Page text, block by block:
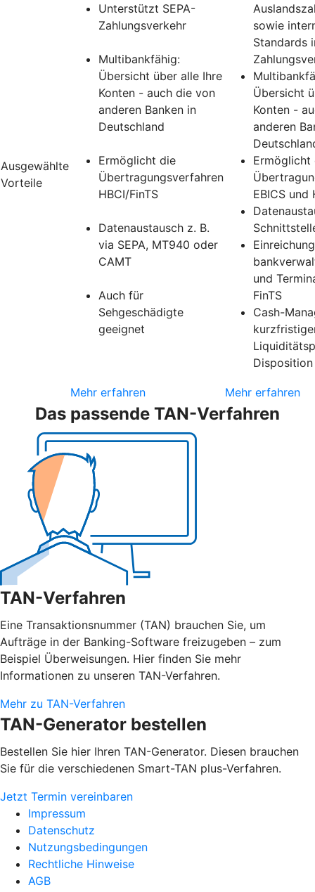
Ausgewählte
Vorteile
Unterstützt SEPA-
Zahlungsverkehr
Multibankfähig:
Übersicht über alle Ihre
Konten - auch die von
anderen Banken in
Deutschland
Ermöglicht die
Übertragungsverfahren
HBCI/FinTS
Datenaustausch z. B.
via SEPA, MT940 oder
CAMT
Auch für
Sehgeschädigte
geeignet
sowie
Standards
Übersicht
Konten -
anderen
Ermöglicht
EBICS und
und
FinTS
Cash-
Disposition
Mehr erfahren Mehr erfahren
Das passende TAN-Verfahren
TAN-Verfahren
Eine Transaktionsnummer (TAN) brauchen Sie, um
Aufträge in der Banking-Software freizugeben – zum
Beispiel Überweisungen. Hier finden Sie mehr
Informationen zu unseren TAN-Verfahren.
Mehr zu TAN-Verfahren
TAN-Generator bestellen
Bestellen Sie hier Ihren TAN-Generator. Diesen brauchen
Sie für die verschiedenen Smart-TAN plus-Verfahren.
Jetzt Termin vereinbaren
Impressum
Datenschutz
Nutzungsbedingungen
Rechtliche Hinweise
AGB